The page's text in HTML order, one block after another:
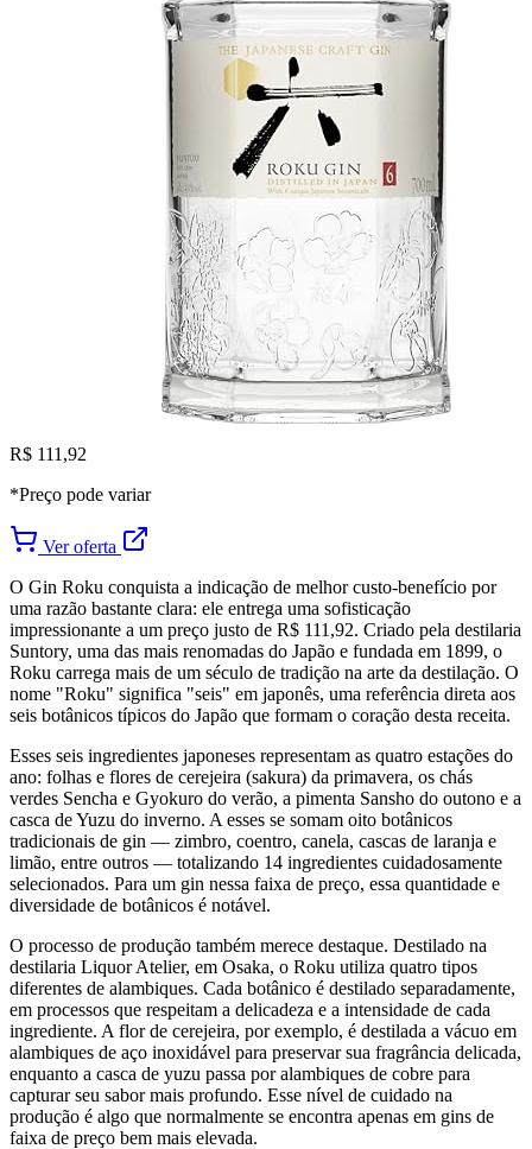
R$ 111,92
*Preço pode variar
Ver oferta
O Gin Roku conquista a indicação de melhor custo-benefício por
uma razão bastante clara: ele entrega uma sofisticação
impressionante a um preço justo de R$ 111,92. Criado pela destilaria
Suntory, uma das mais renomadas do Japão e fundada em 1899, o
Roku carrega mais de um século de tradição na arte da destilação. O
nome "Roku" significa "seis" em japonês, uma referência direta aos
seis botânicos típicos do Japão que formam o coração desta receita.
Esses seis ingredientes japoneses representam as quatro estações do
ano: folhas e flores de cerejeira (sakura) da primavera, os chás
verdes Sencha e Gyokuro do verão, a pimenta Sansho do outono e a
casca de Yuzu do inverno. A esses se somam oito botânicos
tradicionais de gin — zimbro, coentro, canela, cascas de laranja e
limão, entre outros — totalizando 14 ingredientes cuidadosamente
selecionados. Para um gin nessa faixa de preço, essa quantidade e
diversidade de botânicos é notável.
O processo de produção também merece destaque. Destilado na
destilaria Liquor Atelier, em Osaka, o Roku utiliza quatro tipos
diferentes de alambiques. Cada botânico é destilado separadamente,
em processos que respeitam a delicadeza e a intensidade de cada
ingrediente. A flor de cerejeira, por exemplo, é destilada a vácuo em
alambiques de aço inoxidável para preservar sua fragrância delicada,
enquanto a casca de yuzu passa por alambiques de cobre para
capturar seu sabor mais profundo. Esse nível de cuidado na
produção é algo que normalmente se encontra apenas em gins de
faixa de preço bem mais elevada.